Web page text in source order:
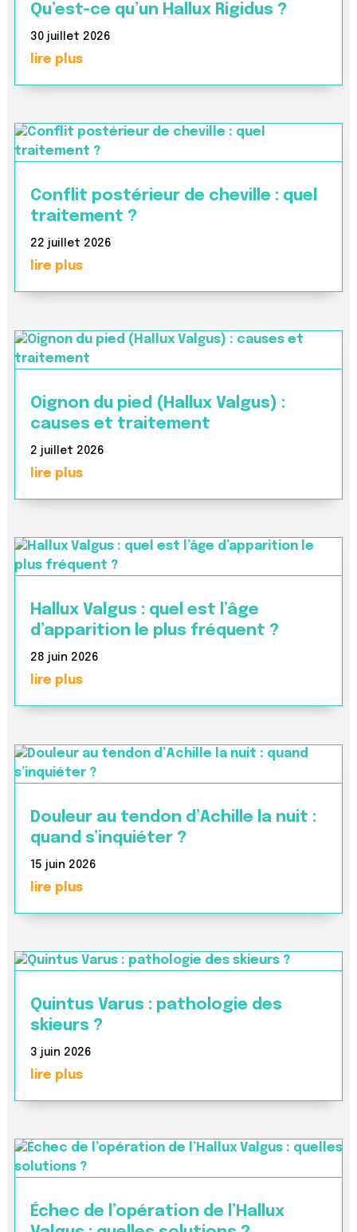
Qu’est-ce qu’un Hallux Rigidus ?
30 juillet 2026
lire plus
Conflit postérieur de cheville : quel
traitement ?
22 juillet 2026
lire plus
Oignon du pied (Hallux Valgus) :
causes et traitement
2 juillet 2026
lire plus
Hallux Valgus : quel est l’âge
d’apparition le plus fréquent ?
28 juin 2026
lire plus
Douleur au tendon d’Achille la nuit :
quand s’inquiéter ?
15 juin 2026
lire plus
Quintus Varus : pathologie des
skieurs ?
3 juin 2026
lire plus
Échec de l’opération de l’Hallux